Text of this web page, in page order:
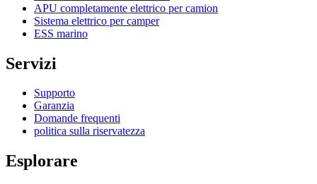
APU completamente elettrico per camion
Sistema elettrico per camper
ESS marino
Servizi
Supporto
Garanzia
Domande frequenti
politica sulla riservatezza
Esplorare